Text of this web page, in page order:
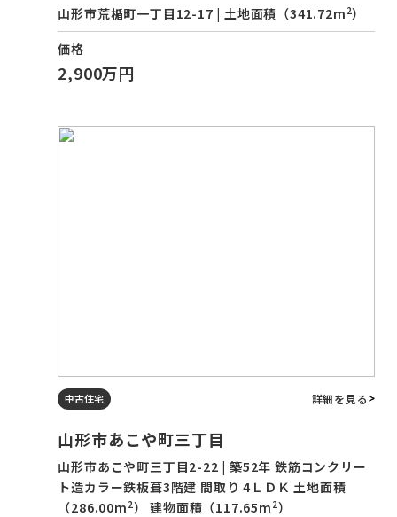
山形市荒楯町一丁目12-17 | 土地面積（341.72m 2）
価格
2,900万円
中古住宅 詳細を見る
山形市あこや町三丁目
山形市あこや町三丁目2-22 | 築52年 鉄筋コンクリー
ト造カラー鉄板葺3階建 間取り 4ＬＤＫ 土地面積
（286.00m 2） 建物面積（117.65m 2）